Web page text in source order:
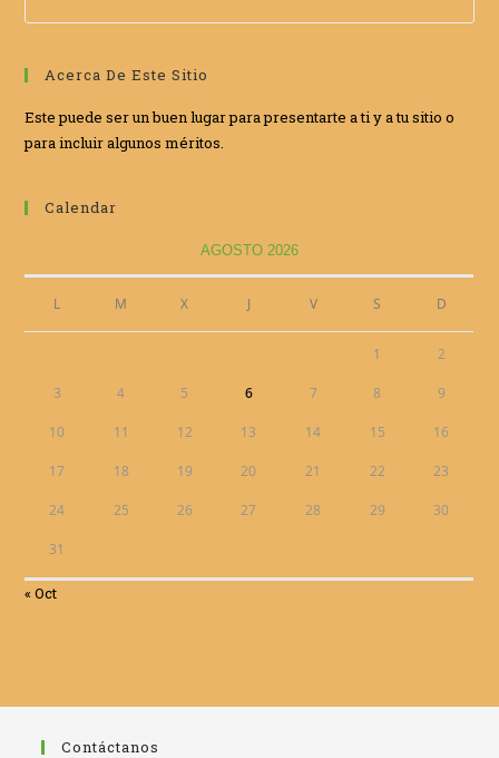
Acerca De Este Sitio
Este puede ser un buen lugar para presentarte a ti y a tu sitio o
para incluir algunos méritos.
Calendar
AGOSTO 2026
L M X J V S D
1 2
3 4 5 6 7 8 9
10 11 12 13 14 15 16
17 18 19 20 21 22 23
24 25 26 27 28 29 30
31
« Oct
Contáctanos